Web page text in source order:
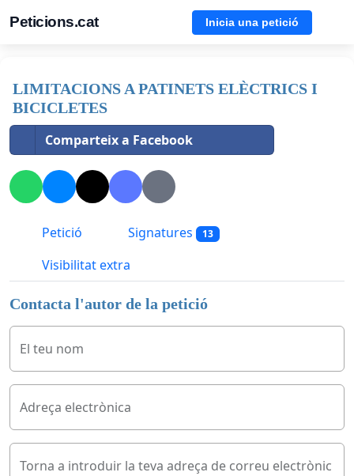
Peticions.cat Inicia una petició
LIMITACIONS A PATINETS ELÈCTRICS I
BICICLETES
Comparteix a Facebook
Petició Signatures 13
Visibilitat extra
Contacta l'autor de la petició
El teu nom
Adreça electrònica
Torna a introduir la teva adreça de correu electrònic